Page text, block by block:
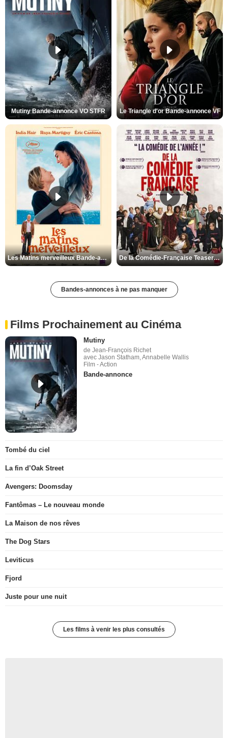
Mutiny Bande-annonce VO STFR Le Triangle d'or Bande-annonce VF
Les Matins merveilleux Bande-annonce VF De la Comédie-Française Teaser VF
Bandes-annonces à ne pas manquer
Films Prochainement au Cinéma
Mutiny
de Jean-François Richet
avec Jason Statham, Annabelle Wallis
Film - Action
Bande-annonce
Tombé du ciel
La fin d’Oak Street
Avengers: Doomsday
Fantômas – Le nouveau monde
La Maison de nos rêves
The Dog Stars
Leviticus
Fjord
Juste pour une nuit
Les films à venir les plus consultés